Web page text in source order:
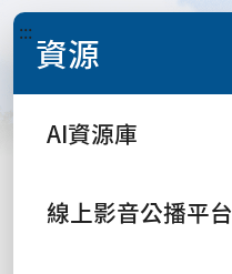
::: 資源
AI資源庫
線上影音公播平台